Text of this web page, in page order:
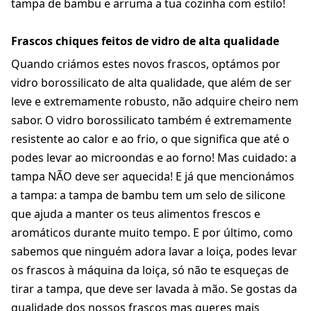
tampa de bambu e arruma a tua cozinha com estilo!
Frascos chiques feitos de vidro de alta qualidade
Quando criámos estes novos frascos, optámos por
vidro borossilicato de alta qualidade, que além de ser
leve e extremamente robusto, não adquire cheiro nem
sabor. O vidro borossilicato também é extremamente
resistente ao calor e ao frio, o que significa que até o
podes levar ao microondas e ao forno! Mas cuidado: a
tampa NÃO deve ser aquecida! E já que mencionámos
a tampa: a tampa de bambu tem um selo de silicone
que ajuda a manter os teus alimentos frescos e
aromáticos durante muito tempo. E por último, como
sabemos que ninguém adora lavar a loiça, podes levar
os frascos à máquina da loiça, só não te esqueças de
tirar a tampa, que deve ser lavada à mão. Se gostas da
qualidade dos nossos frascos mas queres mais